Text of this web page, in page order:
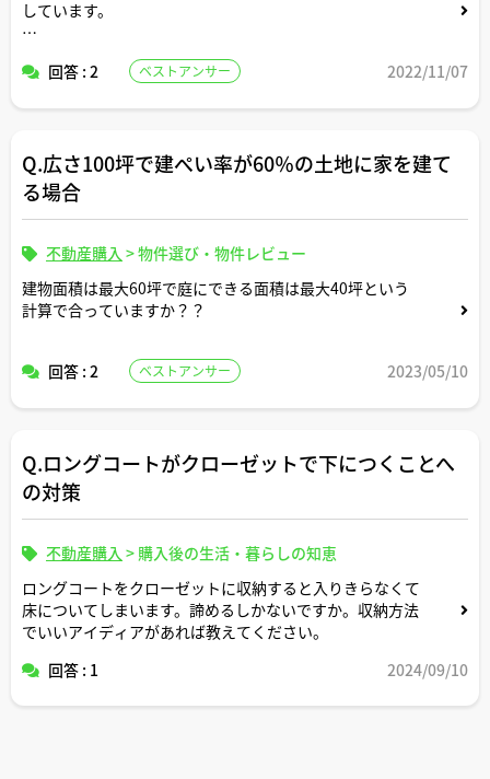
しています。
産会社に提出しました。
回答 : 2 ベストアンサー 2022/11/07
Q.広さ100坪で建ぺい率が60％の土地に家を建て
る場合
不動産購入 >物件選び・物件レビュー
建物面積は最大60坪で庭にできる面積は最大40坪という
計算で合っていますか？？
回答 : 2 ベストアンサー 2023/05/10
Q.ロングコートがクローゼットで下につくことへ
の対策
不動産購入 > 購入後の生活・暮らしの知恵
ロングコートをクローゼットに収納すると入りきらなくて
床についてしまいます。諦めるしかないですか。収納方法
でいいアイディアがあれば教えてください。
回答 : 1
2024/09/10